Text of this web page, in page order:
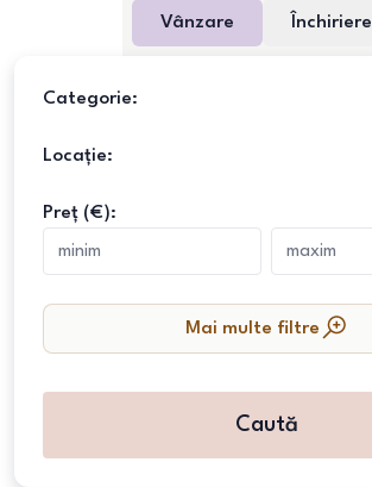
Vânzare Închiriere
Categorie:
Locație:
Preț (€):
Mai multe filtre
Caută